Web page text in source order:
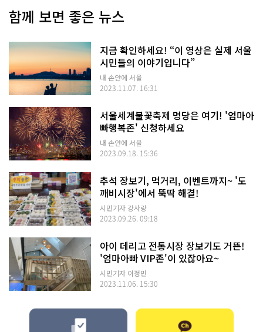
함께 보면 좋은 뉴스
지금 확인하세요! “이 영상은 실제 서울
시민들의 이야기입니다”
내 손안에 서울
2023.11.07. 16:31
서울세계불꽃축제 명당은 여기! '엄마아
빠행복존' 신청하세요
내 손안에 서울
2023.09.18. 15:36
추석 장보기, 먹거리, 이벤트까지~ '도
깨비시장'에서 뚝딱 해결!
시민기자 강사랑
2023.09.26. 09:18
아이 데리고 전통시장 장보기도 거뜬!
'엄마아빠 VIP존'이 있잖아요~
시민기자 이정민
2023.11.06. 15:30